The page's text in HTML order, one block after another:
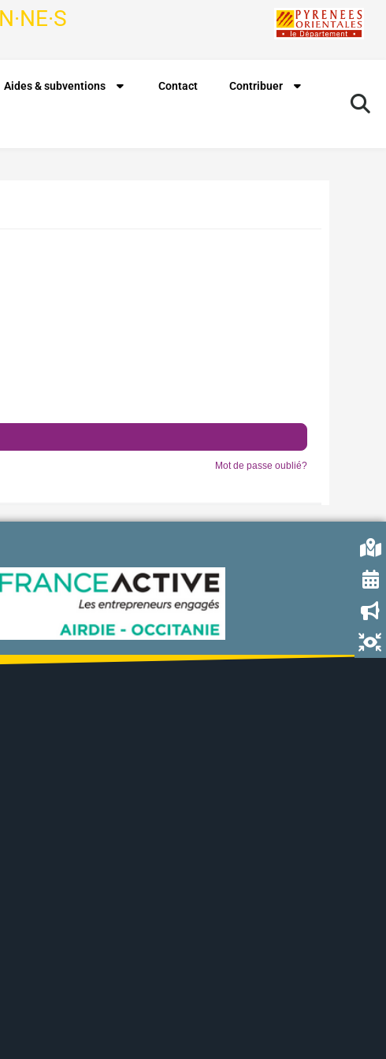
Aides & subventions Contact Contribuer
Mot de passe oublié?